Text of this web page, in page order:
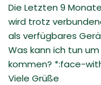
Die Letzten 9
wird trotz
als verfügbares
Was kann ich tun
kommen? *:face-
Viele Grüße